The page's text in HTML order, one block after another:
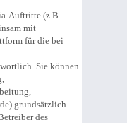
Auftritte (z.B.
mit
für die bei
Sie können
grundsätzlich
des